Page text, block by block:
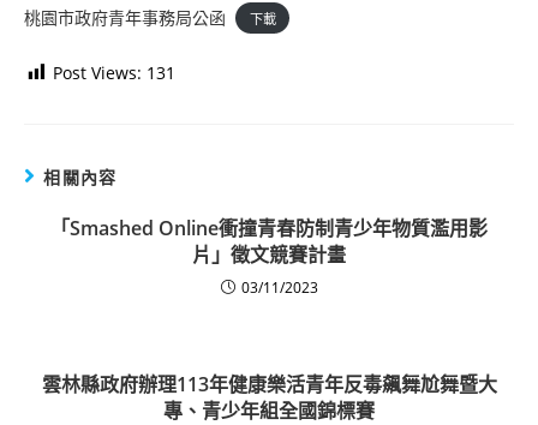
桃園市政府青年事務局公函 下載
Post Views: 131
相關內容
「Smashed Online衝撞青春防制青少年物質濫用影
片」徵文競賽計畫
03/11/2023
雲林縣政府辦理113年健康樂活青年反毒飆舞尬舞暨大
專、青少年組全國錦標賽